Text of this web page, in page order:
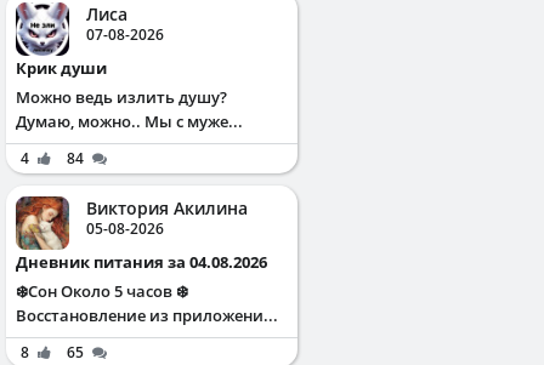
Лиса
07-08-2026
Крик души
Можно ведь излить душу?
Думаю, можно.. Мы с муже...
4 84
Виктория Акилина
05-08-2026
Дневник питания за 04.08.2026
❄️Сон Около 5 часов ❄️
Восстановление из приложени...
8
65